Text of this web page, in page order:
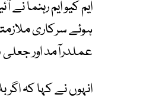
عملدرآمد اور
انہوں نے کہا کہ اگر